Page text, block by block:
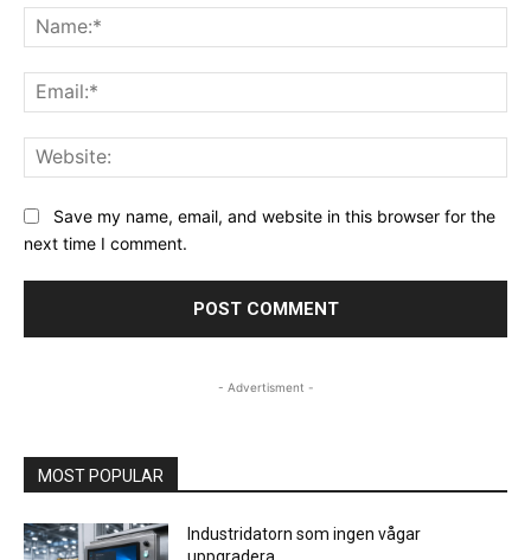
Save my name, email, and website in this browser for the
next time I comment.
- Advertisment -
MOST POPULAR
Industridatorn som ingen vågar